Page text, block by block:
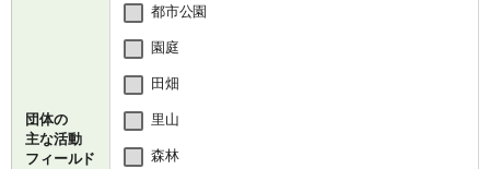
団体の
主な活動
フィールド
都市公園
園庭
田畑
里山
森林